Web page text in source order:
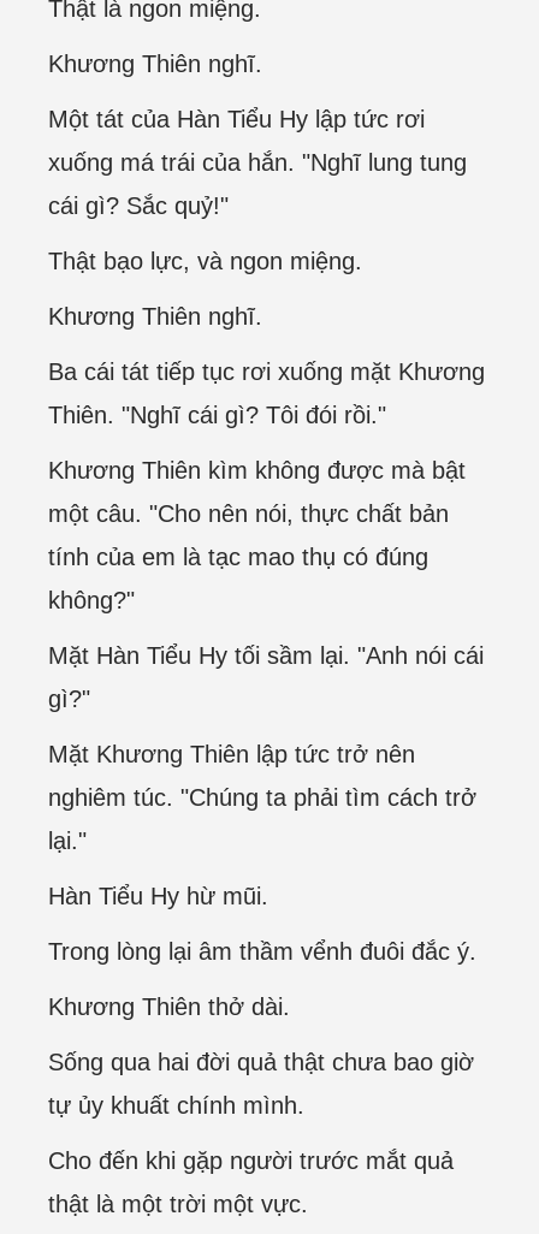
Thật là ngon miệng.
Khương Thiên nghĩ.
Một tát của Hàn Tiểu Hy lập tức rơi
xuống má trái của hắn. "Nghĩ lung tung
cái gì? Sắc quỷ!"
Thật bạo lực, và ngon miệng.
Khương Thiên nghĩ.
Ba cái tát tiếp tục rơi xuống mặt Khương
Thiên. "Nghĩ cái gì? Tôi đói rồi."
Khương Thiên kìm không được mà bật
một câu. "Cho nên nói, thực chất bản
tính của em là tạc mao thụ có đúng
không?"
Mặt Hàn Tiểu Hy tối sầm lại. "Anh nói cái
gì?"
Mặt Khương Thiên lập tức trở nên
nghiêm túc. "Chúng ta phải tìm cách trở
lại."
Hàn Tiểu Hy hừ mũi.
Trong lòng lại âm thầm vểnh đuôi đắc ý.
Khương Thiên thở dài.
Sống qua hai đời quả thật chưa bao giờ
tự ủy khuất chính mình.
Cho đến khi gặp người trước mắt quả
thật là một trời một vực.